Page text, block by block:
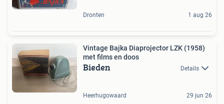
Dronten 1 aug 26
Vintage Bajka Diaprojector LZK (1958)
met films en doos
Bieden Details
Heerhugowaard 29 jun 26